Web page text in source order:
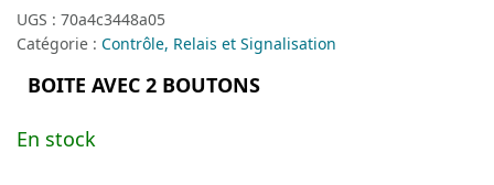
UGS : 70a4c3448a05
Catégorie : Contrôle, Relais et Signalisation
BOITE AVEC 2 BOUTONS
En stock